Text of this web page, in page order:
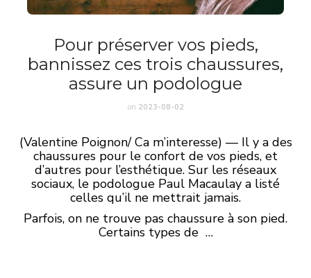
Pour préserver vos pieds,
bannissez ces trois chaussures,
assure un podologue
on 2023-08-02
(Valentine Poignon/ Ca m’interesse) — Il y a des
chaussures pour le confort de vos pieds, et
d’autres pour l’esthétique. Sur les réseaux
sociaux, le podologue Paul Macaulay a listé
celles qu’il ne mettrait jamais.
Parfois, on ne trouve pas chaussure à son pied.
Certains types de …